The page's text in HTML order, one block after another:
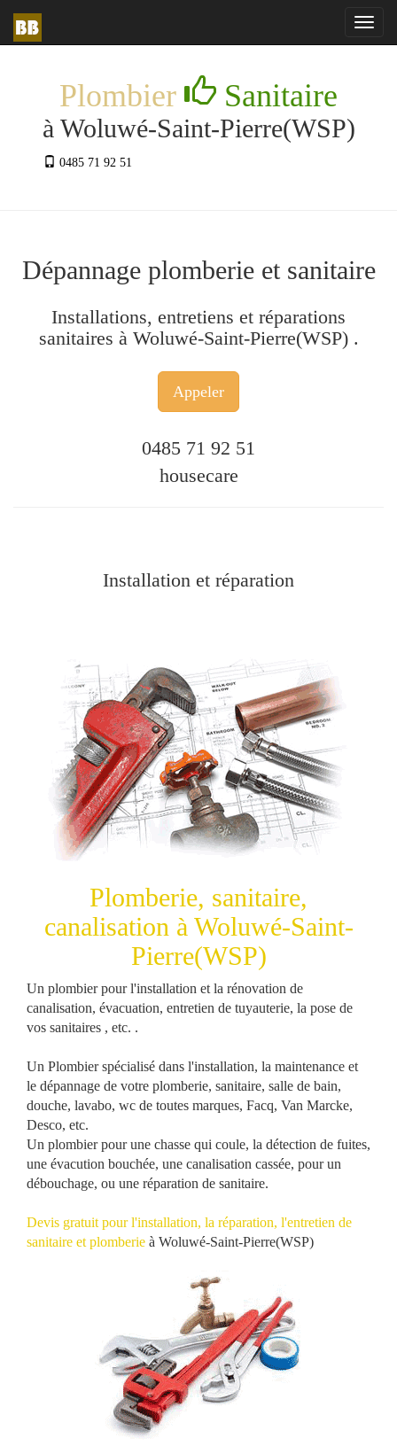
Plombier Sanitaire
à Woluwé-Saint-Pierre(WSP)
0485 71 92 51
Dépannage plomberie et sanitaire
Installations, entretiens et réparations
sanitaires à Woluwé-Saint-Pierre(WSP) .
Appeler
0485 71 92 51
housecare
Installation et réparation
Plomberie, sanitaire,
canalisation à Woluwé-Saint-
Pierre(WSP)
Un plombierpour l'installation et la rénovation de
canalisation, évacuation, entretien de tuyauterie, la pose de
vos sanitaires , etc. .
Un Plombierspécialisé dans l'installation, la maintenance et
le dépannage de votre plomberie, sanitaire, salle de bain,
douche, lavabo, wc de toutes marques, Facq, Van Marcke,
Desco, etc.
Un plombierpour une chasse qui coule, la détection de fuites,
une évacution bouchée, une canalisation cassée, pour un
débouchage, ou une réparation de sanitaire.
Devis gratuit pour l'installation, la réparation, l'entretien de
sanitaire et plomberie à Woluwé-Saint-Pierre(WSP)